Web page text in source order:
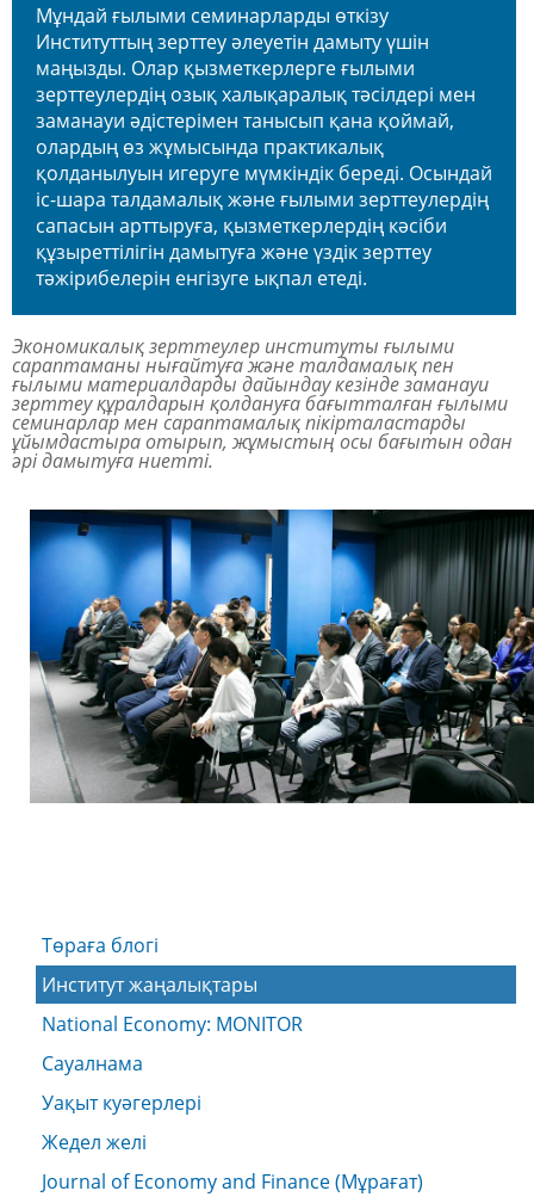
Мұндай ғылыми семинарларды өткізу
Институттың зерттеу әлеуетін дамыту үшін
маңызды. Олар қызметкерлерге ғылыми
зерттеулердің озық халықаралық тәсілдері мен
заманауи әдістерімен танысып қана қоймай,
олардың өз жұмысында практикалық
қолданылуын игеруге мүмкіндік береді. Осындай
іс-шара талдамалық және ғылыми зерттеулердің
сапасын арттыруға, қызметкерлердің кәсіби
құзыреттілігін дамытуға және үздік зерттеу
тәжірибелерін енгізуге ықпал етеді.
Экономикалық зерттеулер институты ғылыми
сараптаманы нығайтуға және талдамалық пен
ғылыми материалдарды дайындау кезінде заманауи
зерттеу құралдарын қолдануға бағытталған ғылыми
семинарлар мен сараптамалық пікірталастарды
ұйымдастыра отырып, жұмыстың осы бағытын одан
әрі дамытуға ниетті.
Төраға блогі
Институт жаңалықтары
National Economy: MONITOR
Сауалнама
Уақыт куәгерлері
Жедел желі
Journal of Economy and Finance (Мұрағат)